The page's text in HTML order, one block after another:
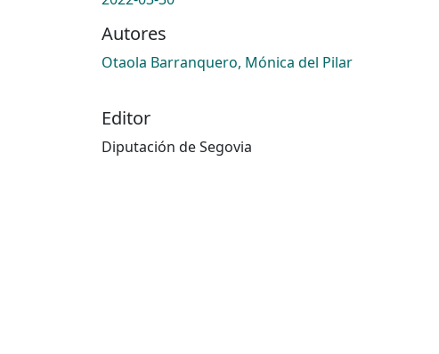
Autores
Otaola Barranquero, Mónica del Pilar
Editor
Diputación de Segovia